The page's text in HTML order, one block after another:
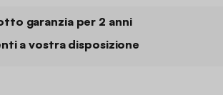
garanzia per 2 anni
a vostra disposizione